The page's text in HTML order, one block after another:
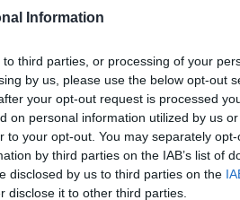
Information
third parties, or processing of your
by us, please use the below opt-out
your opt-out request is processed
on personal information utilized by us
to your opt-out. You may separately
by third parties on the IAB’s list of
disclosed by us to third parties on the
disclose it to other third parties.
Sokan a péntek
nagyobb a forgalom, és
is. Logikusnak tűnik,
az a nap a
ugyanis számos
a napi rutinok, sőt még